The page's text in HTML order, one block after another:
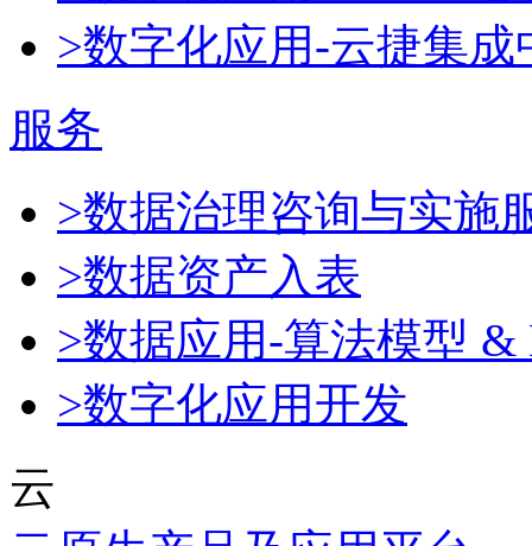
>数字化应用-云捷集成
服务
>数据治理咨询与实施
>数据资产入表
>数据应用-算法模型 &
>数字化应用开发
云